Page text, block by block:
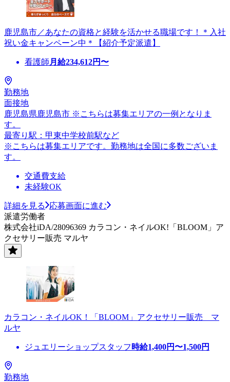
鹿児島市／あなたの資格と経験を活かせる職場です！＊入社
祝い金キャンペーン中＊【紹介予定派遣】
看護師 月給234,612円〜
勤務地
面接地
鹿児島県鹿児島市 ※こちらは募集エリアの一例となりま
す。
最寄り駅：甲東中学校前駅など
※こちらは募集エリアです。勤務地は全国に多数ございま
す。
交通費支給
未経験OK
詳細を見る
応募画面に進む
派遣労働者
株式会社iDA/28096369 カラコン・ネイルOK!「BLOOM」ア
クセサリー販売 マルヤ
カラコン・ネイルOK！「BLOOM」アクセサリー販売 マ
ルヤ
ジュエリーショップスタッフ 時給1,400円〜1,500円
勤務地